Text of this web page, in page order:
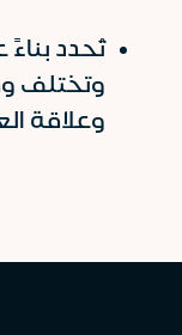
تُحدد
وتختلف
وعلاقة